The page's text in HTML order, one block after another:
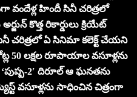
వందేళ్ల హిందీ సినీ చరిత్రలో
కొత్త రికార్డులు క్రియేట్‌
చరిత్రలో ఏ సినిమా కలెక్ట్‌ చేయని
50 లక్షల రూపాయాల వసూళ్లను
2′ దిరూల్‌ ఆ ఘనతను
వసూళ్లను సాధించిన చిత్రంగా